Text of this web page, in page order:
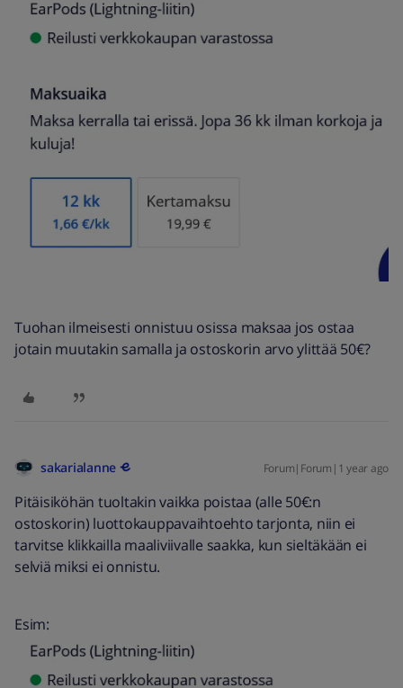
Tuohan ilmeisesti onnistuu osissa maksaa jos ostaa
jotain muutakin samalla ja ostoskorin arvo ylittää 50€?
sakarialanne Forum|Forum|1 year ago
Pitäisiköhän tuoltakin vaikka poistaa (alle 50€:n
ostoskorin) luottokauppavaihtoehto tarjonta, niin ei
tarvitse klikkailla maaliviivalle saakka, kun sieltäkään ei
selviä miksi ei onnistu.
Esim: